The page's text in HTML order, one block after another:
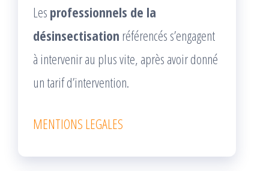
Les professionnels de la
désinsectisation référencés s’engagent
à intervenir au plus vite, après avoir donné
un tarif d’intervention.
MENTIONS LEGALES